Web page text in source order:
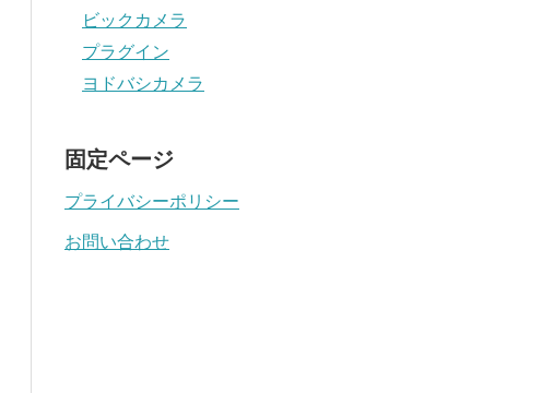
ビックカメラ
プラグイン
ヨドバシカメラ
固定ページ
プライバシーポリシー
お問い合わせ